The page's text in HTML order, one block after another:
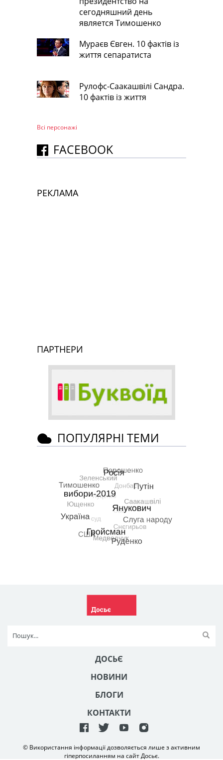
сегодняшний день
является Тимошенко
Мураєв Євген. 10 фактів із
життя сепаратиста
Рулофс-Саакашвілі Сандра.
10 фактів із життя
Всі персонажi
FACEBOOK
РЕКЛАМА
ПАРТНЕРИ
ПОПУЛЯРНІ ТЕМИ
ДОСЬЄ
НОВИНИ
БЛОГИ
КОНТАКТИ
© Використання інформації дозволяється лише з активним
гіперпосиланням на сайт Досьє.